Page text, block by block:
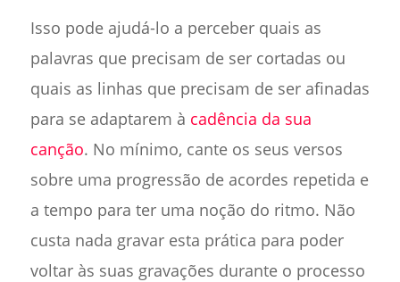
Isso pode ajudá-lo a perceber quais as
palavras que precisam de ser cortadas ou
quais as linhas que precisam de ser afinadas
para se adaptarem à cadência da sua
canção. No mínimo, cante os seus versos
sobre uma progressão de acordes repetida e
a tempo para ter uma noção do ritmo. Não
custa nada gravar esta prática para poder
voltar às suas gravações durante o processo